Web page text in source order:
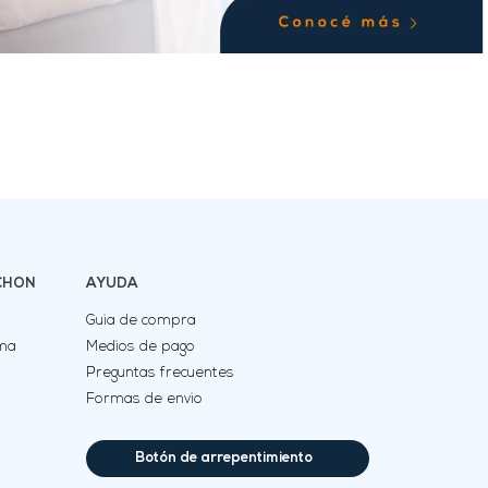
AYUDA
Guia de compra
Medios de pago
Preguntas frecuentes
Formas de envio
Botón de arrepentimiento